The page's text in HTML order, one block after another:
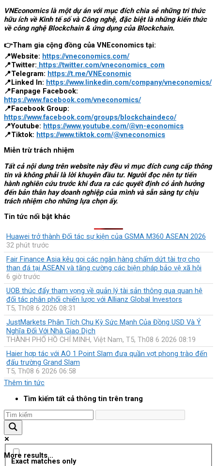
VNEconomics là một dự án với mục đích chia sẻ những tri thức
hữu ích về Kinh tế số và Công nghệ, đặc biệt là những kiến thức
về công nghệ Blockchain & ứng dụng của Blockchain.
👉Tham gia cộng đồng của VNEconomics tại:
📍Website: https://vneconomics.com/
📍Twitter: https://twitter.com/vneconomics_com
📍Telegram: https://t.me/VNEconomic
📍Linked In: https://www.linkedin.com/company/vneconomics/
📍Fanpage Facebook:
https://www.facebook.com/vneconomics/
📍Facebook Group:
https://www.facebook.com/groups/blockchaindeco/
📍Youtube: https://www.youtube.com/@vn-economics
📍Tiktok: https://www.tiktok.com/@vneconomics
Miễn trừ trách nhiệm
Tất cả nội dung trên website này đều vì mục đích cung cấp thông
tin và không phải là lời khuyên đầu tư. Người đọc nên tự tiến
hành nghiên cứu trước khi đưa ra các quyết định có ảnh hưởng
đến bản thân hay doanh nghiệp của mình và sẵn sàng tự chịu
trách nhiệm cho những lựa chọn ấy.
Tin tức nổi bật khác
Huawei trở thành Đối tác sự kiện của GSMA M360 ASEAN 2026
32 phút trước
Fair Finance Asia kêu gọi các ngân hàng chấm dứt tài trợ cho
than đá tại ASEAN và tăng cường các biện pháp bảo vệ xã hội
6 giờ trước
UOB thúc đẩy tham vọng về quản lý tài sản thông qua quan hệ
đối tác phân phối chiến lược với Allianz Global Investors
T5, Th08 6 2026 08:31
JustMarkets Phân Tích Chu Kỳ Sức Mạnh Của Đồng USD Và Ý
Nghĩa Đối Với Nhà Giao Dịch
THÀNH PHỐ HỒ CHÍ MINH, Việt Nam, T5, Th08 6 2026 08:19
Haier hợp tác với AO 1 Point Slam đưa quần vợt phong trào đến
đấu trường Grand Slam
T5, Th08 6 2026 06:58
Thêm tin tức
Tìm kiếm tất cả thông tin trên trang
More results...
Exact matches only